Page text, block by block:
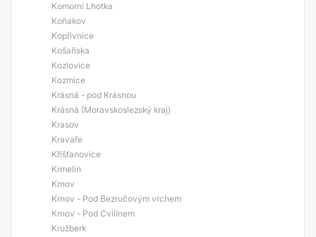
Komorní Lhotka
Koňakov
Kopřivnice
Košařiska
Kozlovice
Kozmice
Krásná - pod Krásnou
Krásná (Moravskoslezský kraj)
Krasov
Kravaře
Křišťanovice
Krmelín
Krnov
Krnov - Pod Bezručovým vrchem
Krnov - Pod Cvilínem
Kružberk